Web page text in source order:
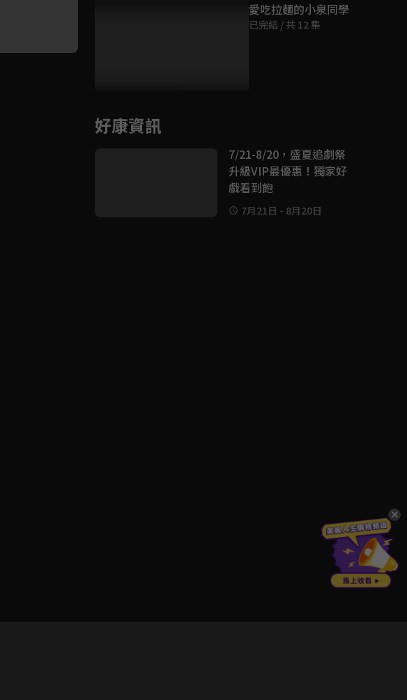
愛吃拉麵的小泉同學
已完結 / 共 12 集
好康資訊
7/21-8/20，盛夏追劇祭
升級VIP最優惠！獨家好
戲看到飽
7月21日 - 8月20日